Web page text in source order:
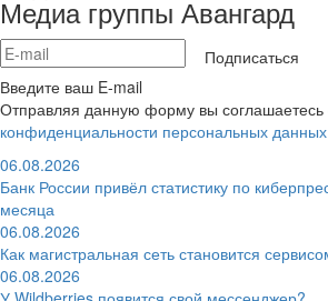
Медиа группы Авангард
Подписаться
Введите ваш E-mail
Отправляя данную форму вы соглашаетесь
конфиденциальности персональных данных
06.08.2026
Банк России привёл статистику по
месяца
06.08.2026
Как магистральная сеть становится
06.08.2026